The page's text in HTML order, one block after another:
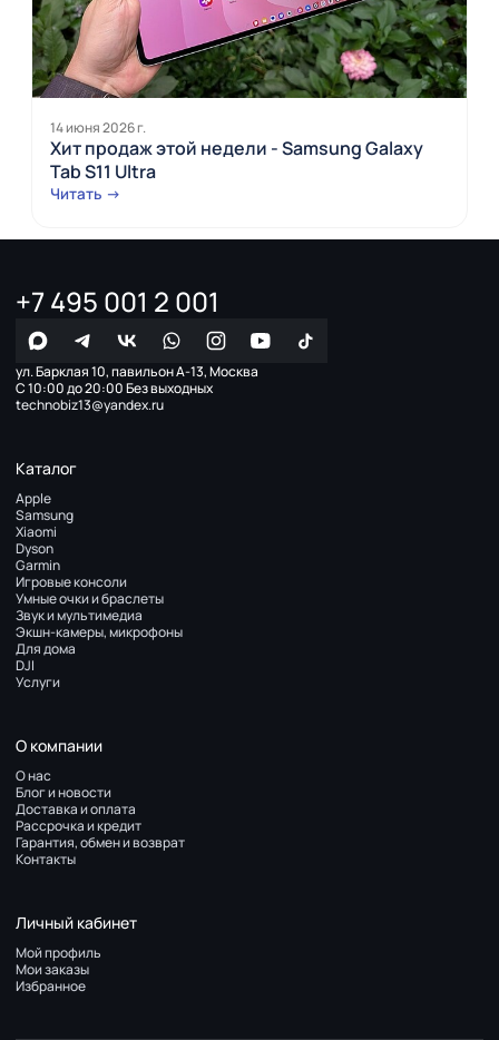
14 июня 2026 г.
Хит продаж этой недели - Samsung Galaxy
Tab S11 Ultra
Читать →
+7 495 001 2 001
ул. Барклая 10, павильон А-13, Москва
С 10:00 до 20:00 Без выходных
technobiz13@yandex.ru
Каталог
Apple
Samsung
Xiaomi
Dyson
Garmin
Игровые консоли
Умные очки и браслеты
Звук и мультимедиа
Экшн-камеры, микрофоны
Для дома
DJI
Услуги
О компании
О нас
Блог и новости
Доставка и оплата
Рассрочка и кредит
Гарантия, обмен и возврат
Контакты
Личный кабинет
Мой профиль
Мои заказы
Избранное